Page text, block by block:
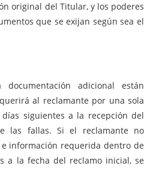
original del Titular, y los poderes
que se exijan según sea el
adicional están
al reclamante por una sola
siguientes a la recepción del
las fallas. Si el reclamante no
información requerida dentro de
a la fecha del reclamo inicial, se